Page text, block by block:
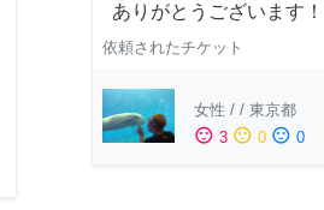
ありがとうございます！
依頼されたチケット
女性 / / 東京都
sentiment_satisfied 3 sentiment_neutral 0 sentiment_dissatisfied 0